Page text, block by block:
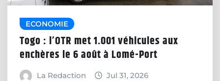
ECONOMIE
Togo : l’OTR met 1.001 véhicules aux
enchères le 6 août à Lomé-Port
La Redaction Jul 31, 2026